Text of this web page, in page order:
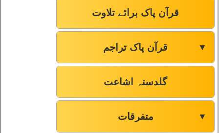
قرآن پاک برائے تلاوت
قرآن پاک تراجم ▼
گلدستہ اشاعت
متفرقات ▼